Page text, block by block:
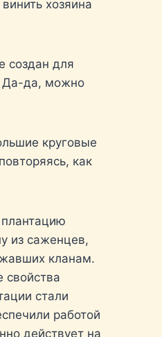
хозяина
создан для
Да-да, можно
круговые
как
из саженцев,
кланам.
свойства
стали
работой
действует на